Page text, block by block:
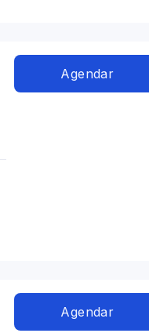
Agendar
Agendar